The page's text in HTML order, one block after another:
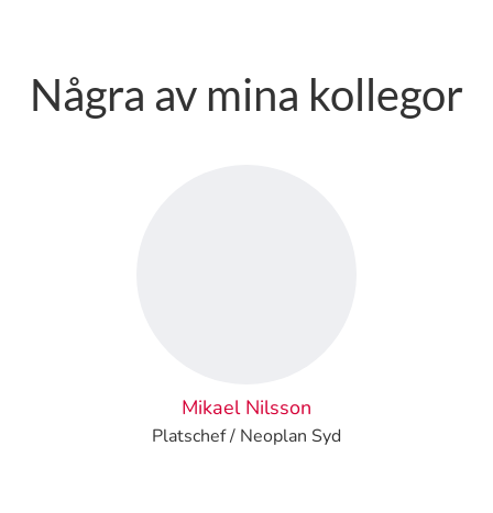
Några av mina kollegor
Mikael Nilsson
Platschef / Neoplan Syd